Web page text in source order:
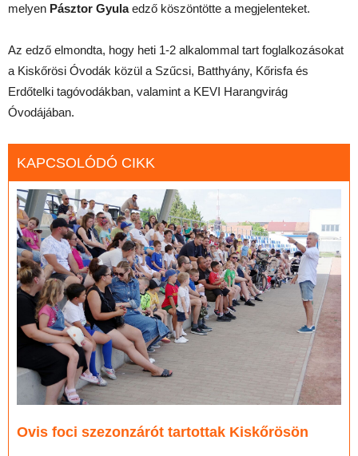
melyen Pásztor Gyulaedző köszöntötte a megjelenteket.
Az edző elmondta, hogy heti 1-2 alkalommal tart foglalkozásokat
a Kiskőrösi Óvodák közül a Szűcsi, Batthyány, Kőrisfa és
Erdőtelki tagóvodákban, valamint a KEVI Harangvirág
Óvodájában.
KAPCSOLÓDÓ CIKK
Ovis foci szezonzárót tartottak Kiskőrösön